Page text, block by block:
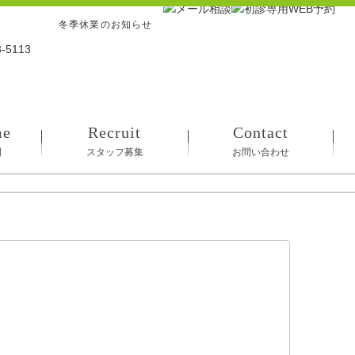
冬季休業のお知らせ
Recruit
スタッフ募集
Contact
お問い合わせ